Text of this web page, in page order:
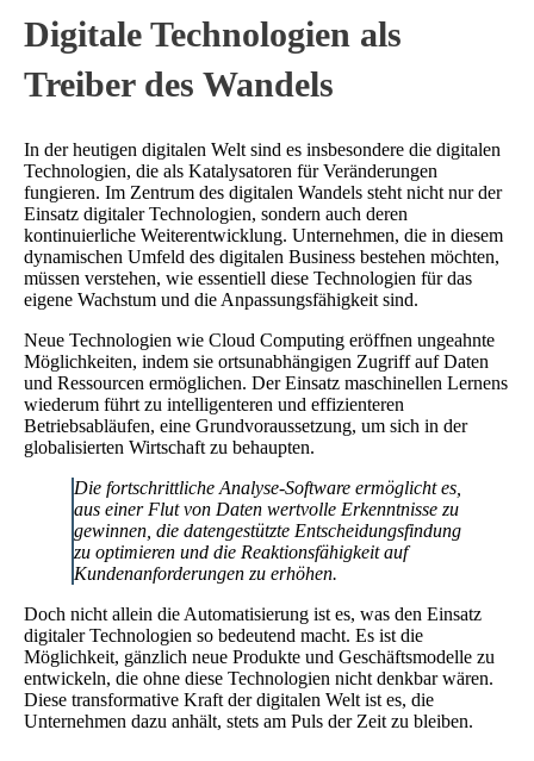
Digitale Technologien als
Treiber des Wandels
In der heutigen digitalen Welt sind es insbesondere die digitalen
Technologien, die als Katalysatoren für Veränderungen
fungieren. Im Zentrum des digitalen Wandels steht nicht nur der
Einsatz digitaler Technologien, sondern auch deren
kontinuierliche Weiterentwicklung. Unternehmen, die in diesem
dynamischen Umfeld des digitalen Business bestehen möchten,
müssen verstehen, wie essentiell diese Technologien für das
eigene Wachstum und die Anpassungsfähigkeit sind.
Neue Technologien wie Cloud Computing eröffnen ungeahnte
Möglichkeiten, indem sie ortsunabhängigen Zugriff auf Daten
und Ressourcen ermöglichen. Der Einsatz maschinellen Lernens
wiederum führt zu intelligenteren und effizienteren
Betriebsabläufen, eine Grundvoraussetzung, um sich in der
globalisierten Wirtschaft zu behaupten.
Die fortschrittliche Analyse-Software ermöglicht es,
aus einer Flut von Daten wertvolle Erkenntnisse zu
gewinnen, die datengestützte Entscheidungsfindung
zu optimieren und die Reaktionsfähigkeit auf
Kundenanforderungen zu erhöhen.
Doch nicht allein die Automatisierung ist es, was den Einsatz
digitaler Technologien so bedeutend macht. Es ist die
Möglichkeit, gänzlich neue Produkte und Geschäftsmodelle zu
entwickeln, die ohne diese Technologien nicht denkbar wären.
Diese transformative Kraft der digitalen Welt ist es, die
Unternehmen dazu anhält, stets am Puls der Zeit zu bleiben.